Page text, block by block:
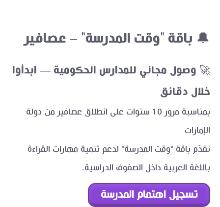
🔔 باقة "وقت المدرسة" – عصافير
🚀 وصول مجاني للمدارس الحكومية — ابدأوا
خلال دقائق
بمناسبة مرور 10 سنوات على انطلاق عصافير من دولة
الإمارات
نقدّم باقة "وقت المدرسة" لدعم تنمية مهارات القراءة
باللغة العربية داخل الصفوف الدراسية.
تسجيل اهتمام المدرسة